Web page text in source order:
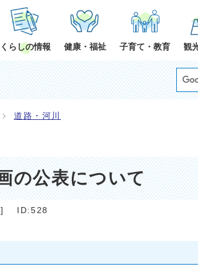
くらしの情報 健康・福祉 子育て・教育 観
道路・河川
の公表について
] ID:528